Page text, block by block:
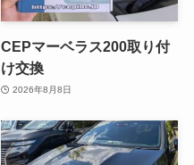
CEPマーベラス200取り付
け交換
2026年8月8日